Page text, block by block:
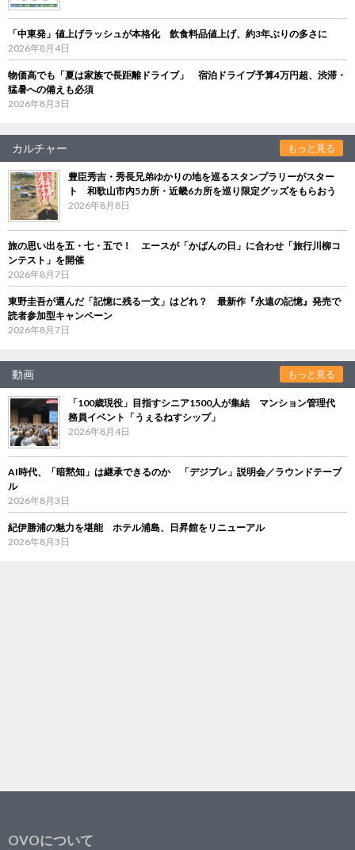
「中東発」値上げラッシュが本格化 飲食料品値上げ、約3年ぶりの多さに
2026年8月4日
物価高でも「夏は家族で長距離ドライブ」 宿泊ドライブ予算4万円超、渋滞・
猛暑への備えも必須
2026年8月3日
カルチャー もっと見る
豊臣秀吉・秀長兄弟ゆかりの地を巡るスタンプラリーがスター
ト 和歌山市内5カ所・近畿6カ所を巡り限定グッズをもらおう
2026年8月8日
旅の思い出を五・七・五で！ エースが「かばんの日」に合わせ「旅行川柳コ
ンテスト」を開催
2026年8月7日
東野圭吾が選んだ「記憶に残る一文」はどれ？ 最新作『永遠の記憶』発売で
読者参加型キャンペーン
2026年8月7日
動画 もっと見る
「100歳現役」目指すシニア1500人が集結 マンション管理代
務員イベント「うぇるねすシップ」
2026年8月4日
AI時代、「暗黙知」は継承できるのか 「デジブレ」説明会／ラウンドテーブ
ル
2026年8月3日
紀伊勝浦の魅力を堪能 ホテル浦島、日昇館をリニューアル
2026年8月3日
OVOについて